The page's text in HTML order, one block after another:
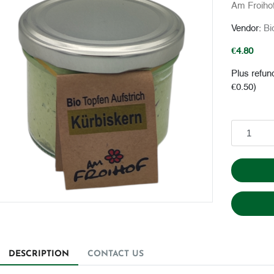
Am
Vendor:
€4.80
Plus
€0.50)
DESCRIPTION CONTACT US